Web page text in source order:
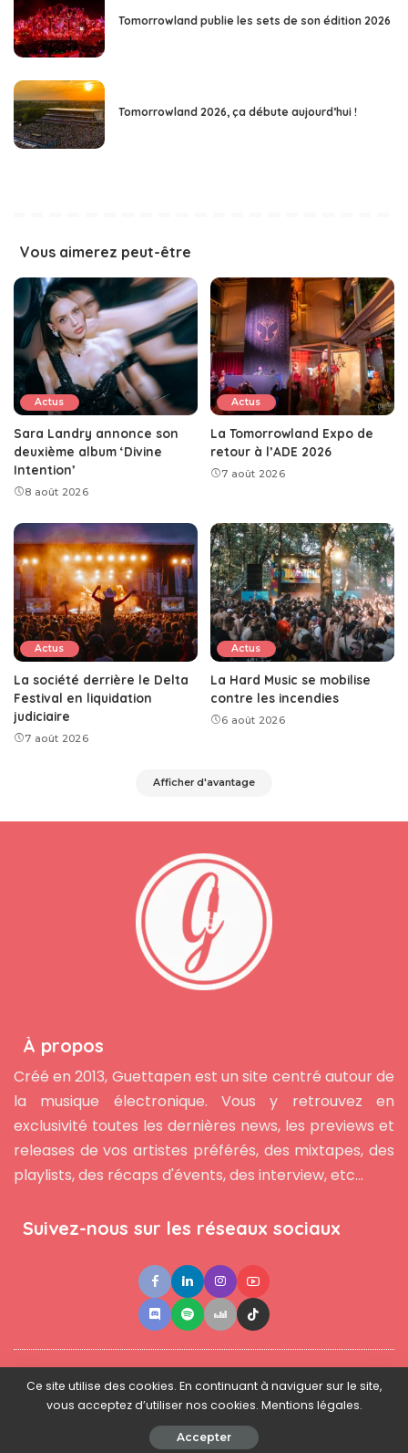
Tomorrowland publie les sets de son édition 2026
Tomorrowland 2026, ça débute aujourd’hui !
Vous aimerez peut-être
Actus
Sara Landry annonce son
deuxième album ‘Divine
Intention’
8 août 2026
Actus
La Tomorrowland Expo de
retour à l’ADE 2026
7 août 2026
Actus
La société derrière le Delta
Festival en liquidation
judiciaire
7 août 2026
Actus
La Hard Music se mobilise
contre les incendies
6 août 2026
Afficher d'avantage
À propos
Créé en 2013, Guettapen est un site centré autour de
la musique électronique. Vous y retrouvez en
exclusivité toutes les dernières news, les previews et
releases de vos artistes préférés, des mixtapes, des
playlists, des récaps d'évents, des interview, etc...
Suivez-nous sur les réseaux sociaux
Contact ●Newsletter ● L'équipe ● Mentions légales
© 2025 - www.guettapen.com - Tous droits réservés.
Ce site utilise des cookies. En continuant à naviguer sur le site,
vous acceptez d’utiliser nos cookies. Mentions légales.
Accepter